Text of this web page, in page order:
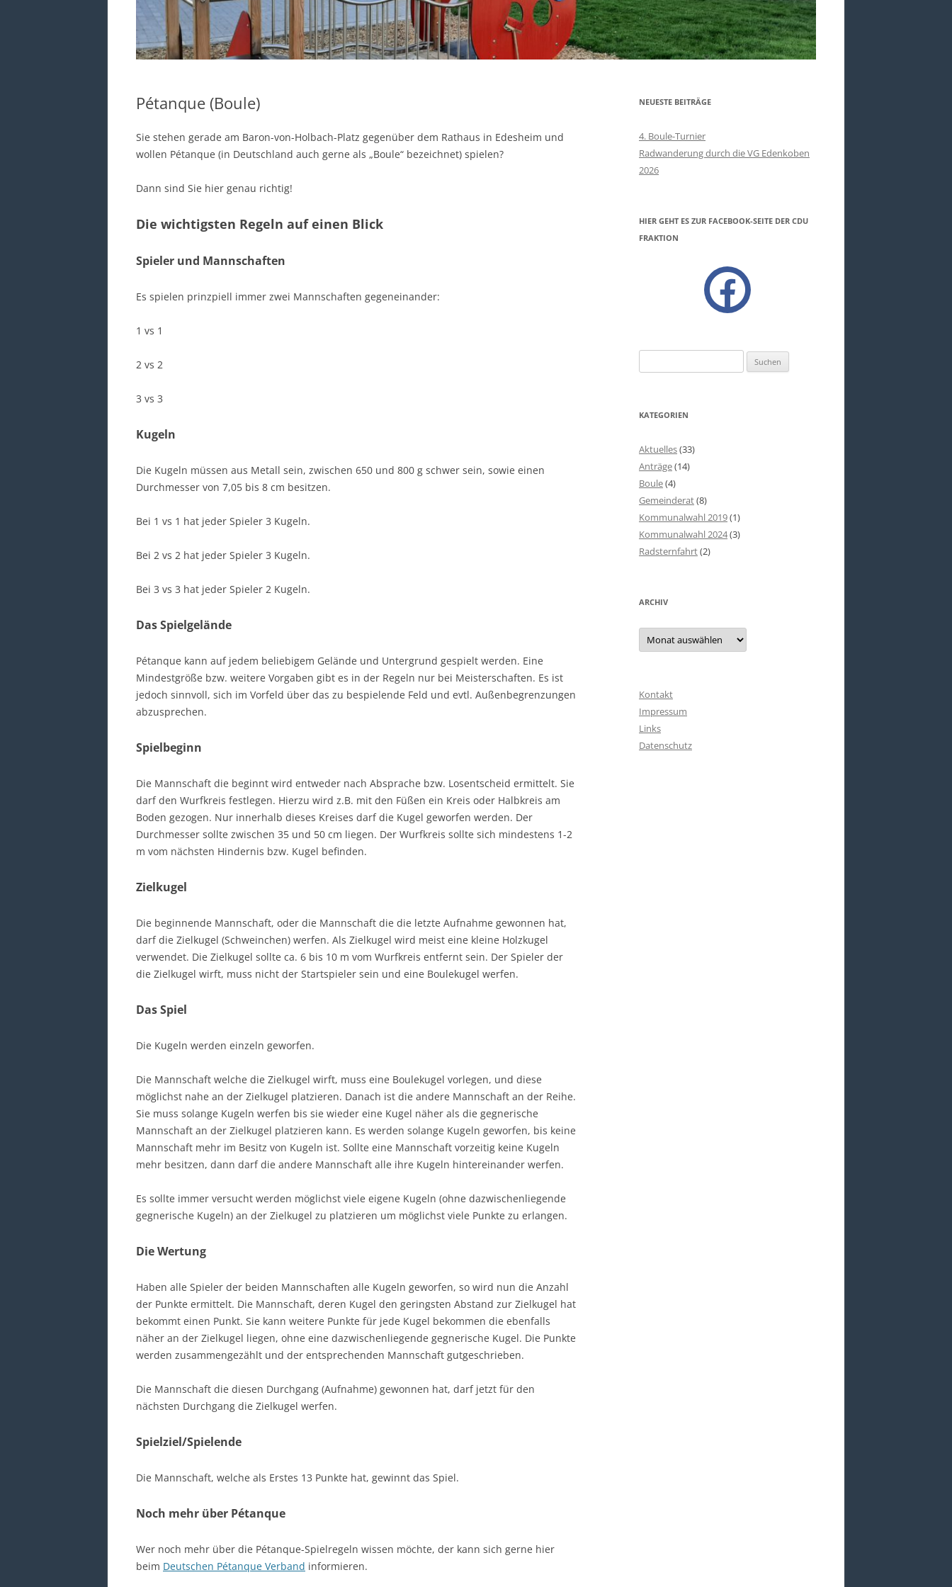
ERGEBNISSE DER
KOMMUNALWAHL 2014
KOMMUNALWAHL 2019
UNSER WAHLPROGRAMM FÜR DIE
WAHLPERIODE 2024 – 2029
Pétanque (Boule)
Sie stehen gerade am Baron-von-Holbach-Platz gegenüber dem Rathaus in Edesheim und
wollen Pétanque (in Deutschland auch gerne als „Boule“ bezeichnet) spielen?
Dann sind Sie hier genau richtig!
Die wichtigsten Regeln auf einen Blick
Spieler und Mannschaften
Es spielen prinzpiell immer zwei Mannschaften gegeneinander:
1 vs 1
2 vs 2
3 vs 3
Kugeln
Die Kugeln müssen aus Metall sein, zwischen 650 und 800 g schwer sein, sowie einen
Durchmesser von 7,05 bis 8 cm besitzen.
Bei 1 vs 1 hat jeder Spieler 3 Kugeln.
Bei 2 vs 2 hat jeder Spieler 3 Kugeln.
Bei 3 vs 3 hat jeder Spieler 2 Kugeln.
Das Spielgelände
Pétanque kann auf jedem beliebigem Gelände und Untergrund gespielt werden. Eine
Mindestgröße bzw. weitere Vorgaben gibt es in der Regeln nur bei Meisterschaften. Es ist
jedoch sinnvoll, sich im Vorfeld über das zu bespielende Feld und evtl. Außenbegrenzungen
abzusprechen.
Spielbeginn
Die Mannschaft die beginnt wird entweder nach Absprache bzw. Losentscheid ermittelt. Sie
darf den Wurfkreis festlegen. Hierzu wird z.B. mit den Füßen ein Kreis oder Halbkreis am
Boden gezogen. Nur innerhalb dieses Kreises darf die Kugel geworfen werden. Der
Durchmesser sollte zwischen 35 und 50 cm liegen. Der Wurfkreis sollte sich mindestens 1-2
m vom nächsten Hindernis bzw. Kugel befinden.
Zielkugel
Die beginnende Mannschaft, oder die Mannschaft die die letzte Aufnahme gewonnen hat,
darf die Zielkugel (Schweinchen) werfen. Als Zielkugel wird meist eine kleine Holzkugel
verwendet. Die Zielkugel sollte ca. 6 bis 10 m vom Wurfkreis entfernt sein. Der Spieler der
die Zielkugel wirft, muss nicht der Startspieler sein und eine Boulekugel werfen.
Das Spiel
Die Kugeln werden einzeln geworfen.
Die Mannschaft welche die Zielkugel wirft, muss eine Boulekugel vorlegen, und diese
möglichst nahe an der Zielkugel platzieren. Danach ist die andere Mannschaft an der Reihe.
Sie muss solange Kugeln werfen bis sie wieder eine Kugel näher als die gegnerische
Mannschaft an der Zielkugel platzieren kann. Es werden solange Kugeln geworfen, bis keine
Mannschaft mehr im Besitz von Kugeln ist. Sollte eine Mannschaft vorzeitig keine Kugeln
mehr besitzen, dann darf die andere Mannschaft alle ihre Kugeln hintereinander werfen.
Es sollte immer versucht werden möglichst viele eigene Kugeln (ohne dazwischenliegende
gegnerische Kugeln) an der Zielkugel zu platzieren um möglichst viele Punkte zu erlangen.
Die Wertung
Haben alle Spieler der beiden Mannschaften alle Kugeln geworfen, so wird nun die Anzahl
der Punkte ermittelt. Die Mannschaft, deren Kugel den geringsten Abstand zur Zielkugel hat
bekommt einen Punkt. Sie kann weitere Punkte für jede Kugel bekommen die ebenfalls
näher an der Zielkugel liegen, ohne eine dazwischenliegende gegnerische Kugel. Die Punkte
werden zusammengezählt und der entsprechenden Mannschaft gutgeschrieben.
Die Mannschaft die diesen Durchgang (Aufnahme) gewonnen hat, darf jetzt für den
nächsten Durchgang die Zielkugel werfen.
Spielziel/Spielende
Die Mannschaft, welche als Erstes 13 Punkte hat, gewinnt das Spiel.
Noch mehr über Pétanque
Wer noch mehr über die Pétanque-Spielregeln wissen möchte, der kann sich gerne hier
beim Deutschen Pétanque Verband informieren.
NEUESTE BEITRÄGE
4. Boule-Turnier
Radwanderung durch die VG Edenkoben
2026
HIER GEHT ES ZUR FACEBOOK-SEITE DER CDU
FRAKTION
facebook
nach:
KATEGORIEN
Aktuelles(33)
Anträge(14)
Boule(4)
Gemeinderat(8)
Kommunalwahl 2019(1)
Kommunalwahl 2024(3)
Radsternfahrt(2)
ARCHIV
Archiv
Kontakt
Impressum
Links
Datenschutz